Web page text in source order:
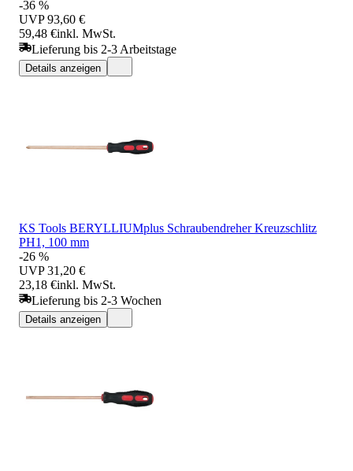
-36 %
UVP 93,60 €
59,48 €inkl. MwSt.
Lieferung bis 2-3 Arbeitstage
Details anzeigen
KS Tools BERYLLIUMplus Schraubendreher Kreuzschlitz
PH1, 100 mm
-26 %
UVP 31,20 €
23,18 €inkl. MwSt.
Lieferung bis 2-3 Wochen
Details anzeigen